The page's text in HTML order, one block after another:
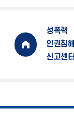
성폭력
인권침해
신고센터